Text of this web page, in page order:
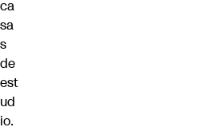
ca
sa
s
de
est
ud
io.